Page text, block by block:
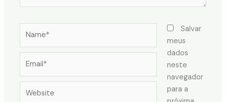
Salvar
meus
dados
neste
navegador
para a